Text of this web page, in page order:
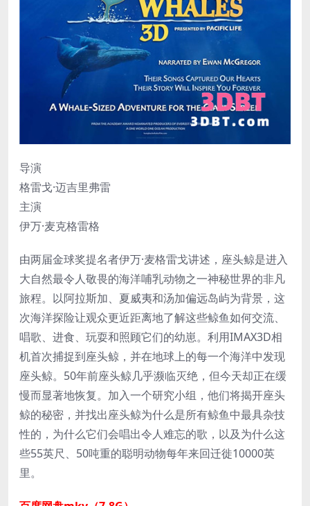
导演
格雷戈·迈吉里弗雷
主演
伊万·麦克格雷格
由两届金球奖提名者伊万·麦格雷戈讲述，座头鲸是进入
大自然最令人敬畏的海洋哺乳动物之一神秘世界的非凡
旅程。以阿拉斯加、夏威夷和汤加偏远岛屿为背景，这
次海洋探险让观众更近距离地了解这些鲸鱼如何交流、
唱歌、进食、玩耍和照顾它们的幼崽。利用IMAX3D相
机首次捕捉到座头鲸，并在地球上的每一个海洋中发现
座头鲸。50年前座头鲸几乎濒临灭绝，但今天却正在缓
慢而显著地恢复。加入一个研究小组，他们将揭开座头
鲸的秘密，并找出座头鲸为什么是所有鲸鱼中最具杂技
性的，为什么它们会唱出令人难忘的歌，以及为什么这
些55英尺、50吨重的聪明动物每年来回迁徙10000英
里。